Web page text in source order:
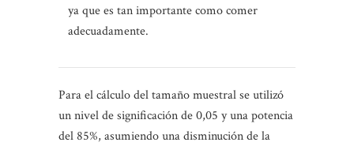
ya que es tan importante como comer
adecuadamente.
Para el cálculo del tamaño muestral se utilizó
un nivel de significación de 0,05 y una potencia
del 85%, asumiendo una disminución de la